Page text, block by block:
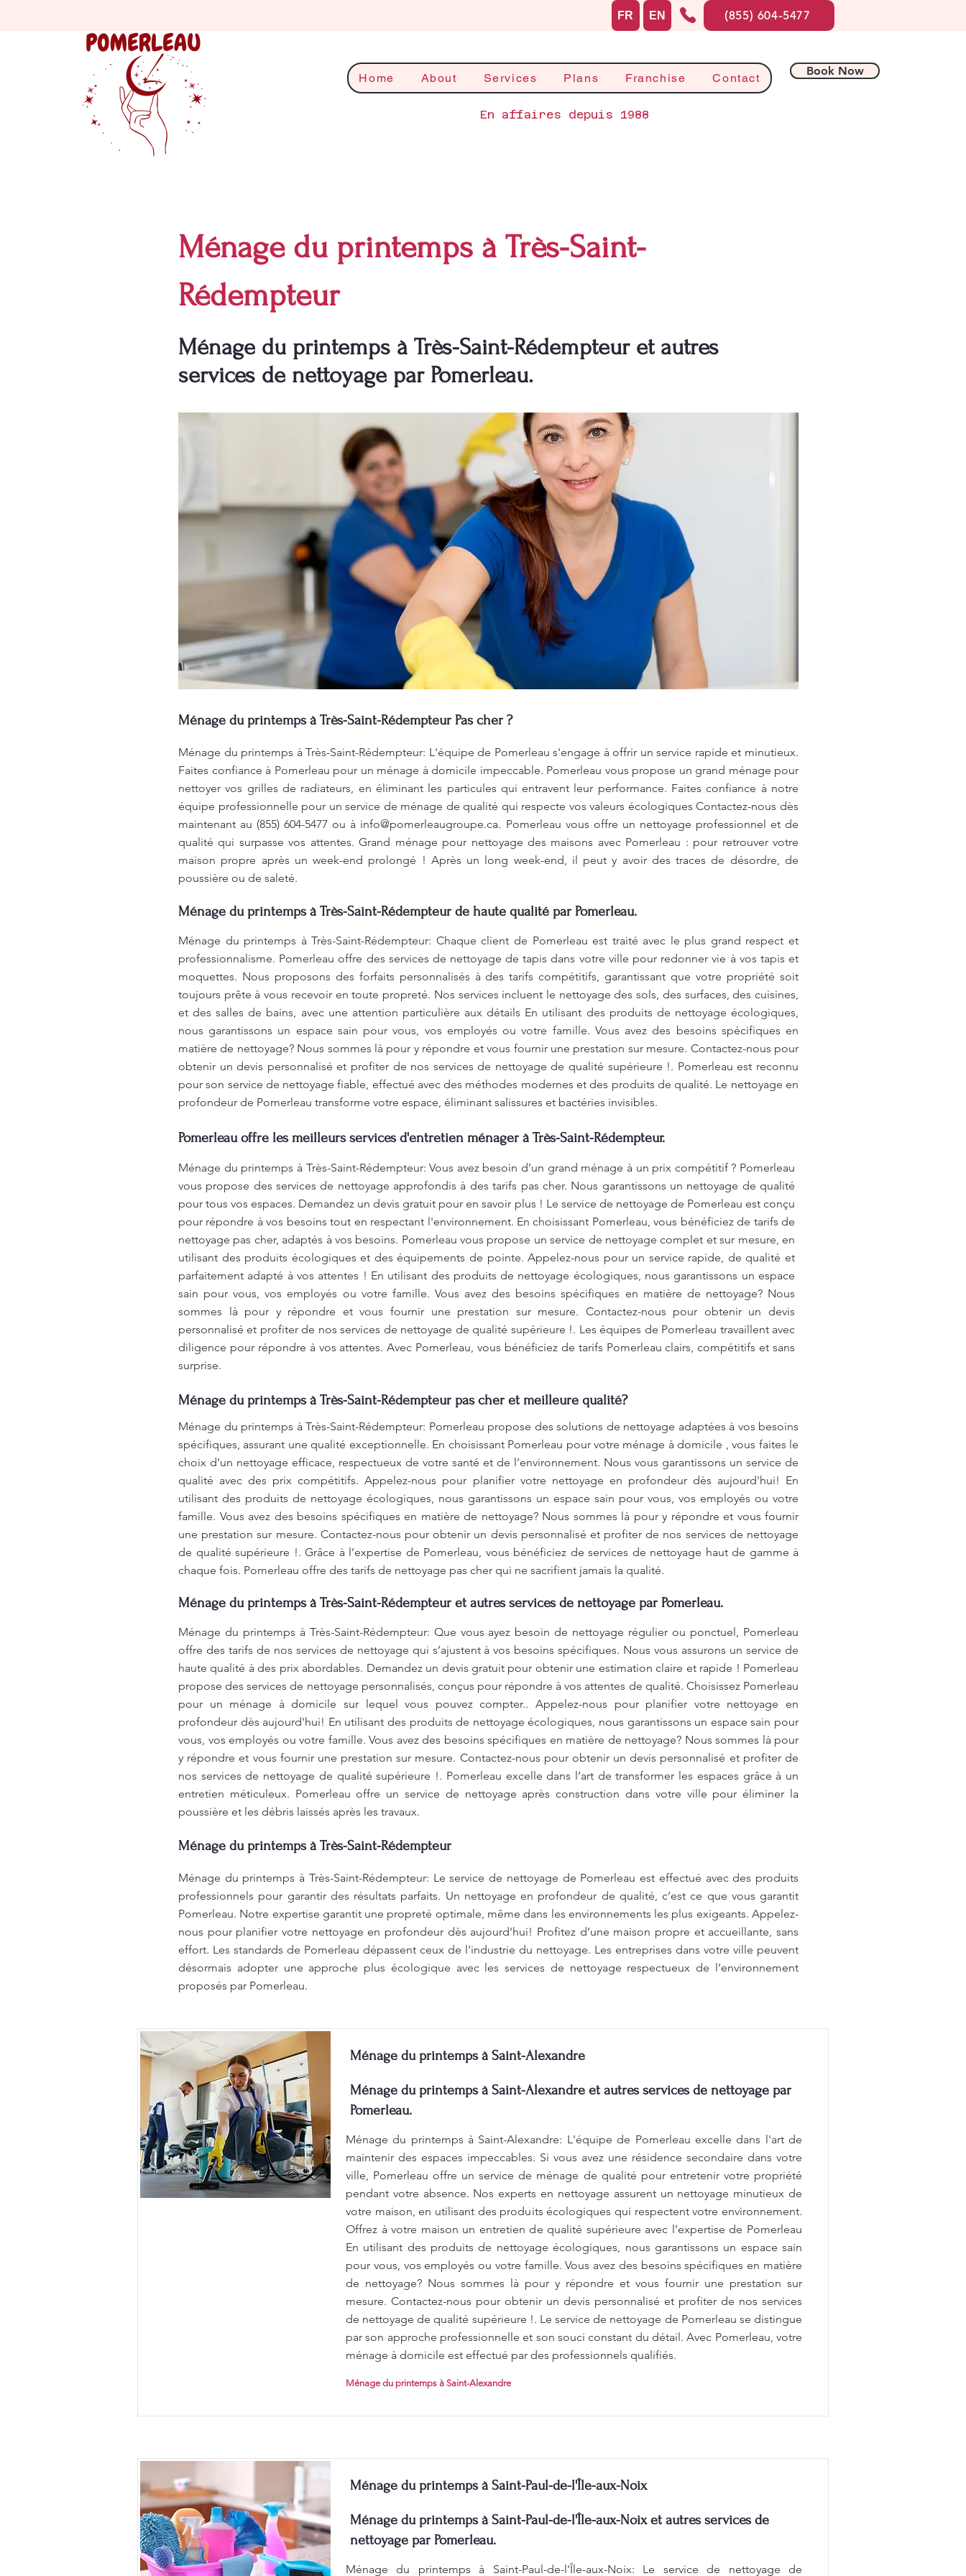
Home About Services Plans Franchise Contact
Book Now
En affaires depuis 1988
FR EN (855) 604-5477
Ménage du printemps à Très-Saint-
Rédempteur
Ménage du printemps à Très-Saint-Rédempteur et autres
services de nettoyage par Pomerleau.
Ménage du printemps à Très-Saint-Rédempteur Pas cher ?
Ménage du printemps à Très-Saint-Rédempteur: L'équipe de Pomerleau s'engage à offrir un service rapide et minutieux.
Faites confiance à Pomerleau pour un ménage à domicile impeccable. Pomerleau vous propose un grand ménage pour
nettoyer vos grilles de radiateurs, en éliminant les particules qui entravent leur performance. Faites confiance à notre
équipe professionnelle pour un service de ménage de qualité qui respecte vos valeurs écologiques Contactez-nous dès
maintenant au (855) 604-5477 ou à info@pomerleaugroupe.ca. Pomerleau vous offre un nettoyage professionnel et de
qualité qui surpasse vos attentes. Grand ménage pour nettoyage des maisons avec Pomerleau : pour retrouver votre
maison propre après un week-end prolongé ! Après un long week-end, il peut y avoir des traces de désordre, de
poussière ou de saleté.
Ménage du printemps à Très-Saint-Rédempteur de haute qualité par Pomerleau.
Ménage du printemps à Très-Saint-Rédempteur: Chaque client de Pomerleau est traité avec le plus grand respect et
professionnalisme. Pomerleau offre des services de nettoyage de tapis dans votre ville pour redonner vie à vos tapis et
moquettes. Nous proposons des forfaits personnalisés à des tarifs compétitifs, garantissant que votre propriété soit
toujours prête à vous recevoir en toute propreté. Nos services incluent le nettoyage des sols, des surfaces, des cuisines,
et des salles de bains, avec une attention particulière aux détails En utilisant des produits de nettoyage écologiques,
nous garantissons un espace sain pour vous, vos employés ou votre famille. Vous avez des besoins spécifiques en
matière de nettoyage? Nous sommes là pour y répondre et vous fournir une prestation sur mesure. Contactez-nous pour
obtenir un devis personnalisé et profiter de nos services de nettoyage de qualité supérieure !. Pomerleau est reconnu
pour son service de nettoyage fiable, effectué avec des méthodes modernes et des produits de qualité. Le nettoyage en
profondeur de Pomerleau transforme votre espace, éliminant salissures et bactéries invisibles.
Pomerleau offre les meilleurs services d'entretien ménager à Très-Saint-Rédempteur.
Ménage du printemps à Très-Saint-Rédempteur: Vous avez besoin d’un grand ménage à un prix compétitif ? Pomerleau
vous propose des services de nettoyage approfondis à des tarifs pas cher. Nous garantissons un nettoyage de qualité
pour tous vos espaces. Demandez un devis gratuit pour en savoir plus ! Le service de nettoyage de Pomerleau est conçu
pour répondre à vos besoins tout en respectant l'environnement. En choisissant Pomerleau, vous bénéficiez de tarifs de
nettoyage pas cher, adaptés à vos besoins. Pomerleau vous propose un service de nettoyage complet et sur mesure, en
utilisant des produits écologiques et des équipements de pointe. Appelez-nous pour un service rapide, de qualité et
parfaitement adapté à vos attentes ! En utilisant des produits de nettoyage écologiques, nous garantissons un espace
sain pour vous, vos employés ou votre famille. Vous avez des besoins spécifiques en matière de nettoyage? Nous
sommes là pour y répondre et vous fournir une prestation sur mesure. Contactez-nous pour obtenir un devis
personnalisé et profiter de nos services de nettoyage de qualité supérieure !. Les équipes de Pomerleau travaillent avec
diligence pour répondre à vos attentes. Avec Pomerleau, vous bénéficiez de tarifs Pomerleau clairs, compétitifs et sans
surprise.
Ménage du printemps à Très-Saint-Rédempteur pas cher et meilleure qualité?
Ménage du printemps à Très-Saint-Rédempteur: Pomerleau propose des solutions de nettoyage adaptées à vos besoins
spécifiques, assurant une qualité exceptionnelle. En choisissant Pomerleau pour votre ménage à domicile , vous faites le
choix d’un nettoyage efficace, respectueux de votre santé et de l’environnement. Nous vous garantissons un service de
qualité avec des prix compétitifs. Appelez-nous pour planifier votre nettoyage en profondeur dès aujourd'hui! En
utilisant des produits de nettoyage écologiques, nous garantissons un espace sain pour vous, vos employés ou votre
famille. Vous avez des besoins spécifiques en matière de nettoyage? Nous sommes là pour y répondre et vous fournir
une prestation sur mesure. Contactez-nous pour obtenir un devis personnalisé et profiter de nos services de nettoyage
de qualité supérieure !. Grâce à l’expertise de Pomerleau, vous bénéficiez de services de nettoyage haut de gamme à
chaque fois. Pomerleau offre des tarifs de nettoyage pas cher qui ne sacrifient jamais la qualité.
Ménage du printemps à Très-Saint-Rédempteur et autres services de nettoyage par Pomerleau.
Ménage du printemps à Très-Saint-Rédempteur: Que vous ayez besoin de nettoyage régulier ou ponctuel, Pomerleau
offre des tarifs de nos services de nettoyage qui s’ajustent à vos besoins spécifiques. Nous vous assurons un service de
haute qualité à des prix abordables. Demandez un devis gratuit pour obtenir une estimation claire et rapide ! Pomerleau
propose des services de nettoyage personnalisés, conçus pour répondre à vos attentes de qualité. Choisissez Pomerleau
pour un ménage à domicile sur lequel vous pouvez compter.. Appelez-nous pour planifier votre nettoyage en
profondeur dès aujourd'hui! En utilisant des produits de nettoyage écologiques, nous garantissons un espace sain pour
vous, vos employés ou votre famille. Vous avez des besoins spécifiques en matière de nettoyage? Nous sommes là pour
y répondre et vous fournir une prestation sur mesure. Contactez-nous pour obtenir un devis personnalisé et profiter de
nos services de nettoyage de qualité supérieure !. Pomerleau excelle dans l’art de transformer les espaces grâce à un
entretien méticuleux. Pomerleau offre un service de nettoyage après construction dans votre ville pour éliminer la
poussière et les débris laissés après les travaux.
Ménage du printemps à Très-Saint-Rédempteur
Ménage du printemps à Très-Saint-Rédempteur: Le service de nettoyage de Pomerleau est effectué avec des produits
professionnels pour garantir des résultats parfaits. Un nettoyage en profondeur de qualité, c’est ce que vous garantit
Pomerleau. Notre expertise garantit une propreté optimale, même dans les environnements les plus exigeants. Appelez-
nous pour planifier votre nettoyage en profondeur dès aujourd'hui! Profitez d’une maison propre et accueillante, sans
effort. Les standards de Pomerleau dépassent ceux de l'industrie du nettoyage. Les entreprises dans votre ville peuvent
désormais adopter une approche plus écologique avec les services de nettoyage respectueux de l’environnement
proposés par Pomerleau.
Ménage du printemps à Saint-Alexandre
Ménage du printemps à Saint-Alexandre et autres services de nettoyage par
Pomerleau.
Ménage du printemps à Saint-Alexandre: L'équipe de Pomerleau excelle dans l'art de
maintenir des espaces impeccables. Si vous avez une résidence secondaire dans votre
ville, Pomerleau offre un service de ménage de qualité pour entretenir votre propriété
pendant votre absence. Nos experts en nettoyage assurent un nettoyage minutieux de
votre maison, en utilisant des produits écologiques qui respectent votre environnement.
Offrez à votre maison un entretien de qualité supérieure avec l’expertise de Pomerleau
En utilisant des produits de nettoyage écologiques, nous garantissons un espace sain
pour vous, vos employés ou votre famille. Vous avez des besoins spécifiques en matière
de nettoyage? Nous sommes là pour y répondre et vous fournir une prestation sur
mesure. Contactez-nous pour obtenir un devis personnalisé et profiter de nos services
de nettoyage de qualité supérieure !. Le service de nettoyage de Pomerleau se distingue
par son approche professionnelle et son souci constant du détail. Avec Pomerleau, votre
ménage à domicile est effectué par des professionnels qualifiés.
Ménage du printemps à Saint-Alexandre
Ménage du printemps à Saint-Paul-de-l'Île-aux-Noix
Ménage du printemps à Saint-Paul-de-l'Île-aux-Noix et autres services de
nettoyage par Pomerleau.
Ménage du printemps à Saint-Paul-de-l'Île-aux-Noix: Le service de nettoyage de